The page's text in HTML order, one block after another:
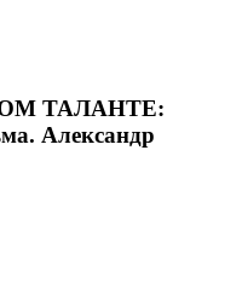
ТАЛАНТЕ:
Александр